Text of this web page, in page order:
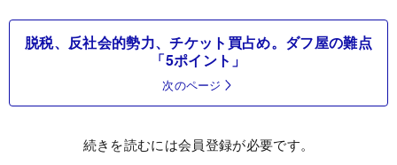
脱税、反社会的勢力、チケット買占め。ダフ屋の難点
「5ポイント」
次のページ
続きを読むには会員登録が必要です。